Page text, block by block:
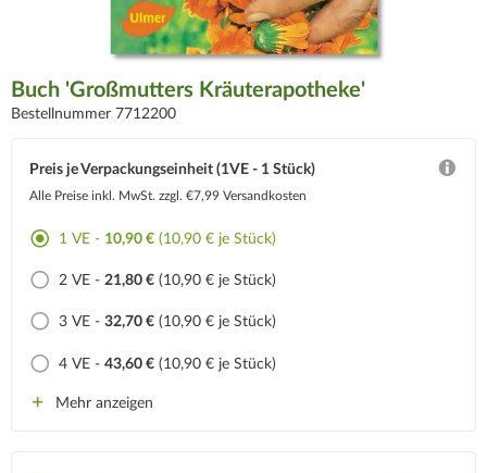
Buch 'Großmutters Kräuterapotheke'
Bestellnummer 7712200
Preis je Verpackungseinheit (1VE - 1 Stück)
Alle Preise inkl. MwSt. zzgl. €7,99 Versandkosten
1 VE - 10,90 € (10,90 € je Stück)
2 VE - 21,80 € (10,90 € je Stück)
3 VE - 32,70 € (10,90 € je Stück)
4 VE - 43,60 € (10,90 € je Stück)
Mehr anzeigen